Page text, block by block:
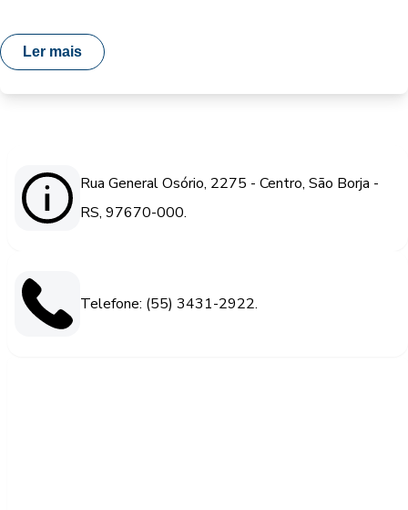
Ler mais
Rua General Osório, 2275 - Centro, São Borja -
RS, 97670-000.
Telefone: (55) 3431-2922.